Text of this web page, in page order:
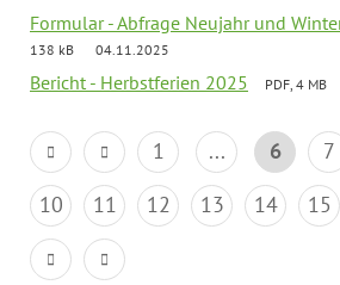
Formular - Abfrage Neujahr und
138 kB
04.11.2025
Bericht - Herbstferien 2025 PDF, 4 MB
1 ... 6 7
10
11 12 13 14 15